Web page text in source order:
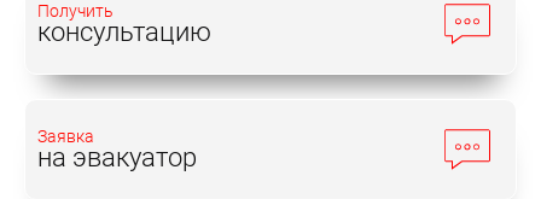
Получить
консультацию
Заявка
на эвакуатор